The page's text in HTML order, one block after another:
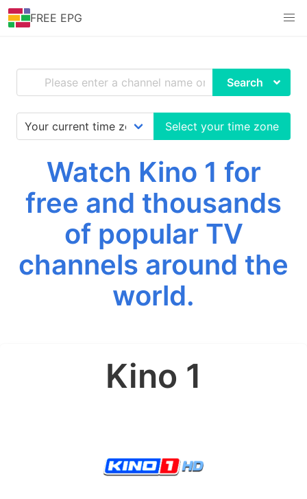
FREE EPG
Search
Select your time zone
Watch Kino 1 for
free and thousands
of popular TV
channels around the
world.
Kino 1